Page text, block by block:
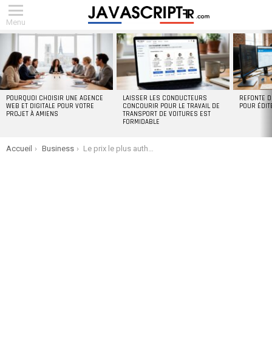
Menu
POURQUOI CHOISIR UNE AGENCE
WEB ET DIGITALE POUR VOTRE
PROJET À AMIENS
LAISSER LES CONDUCTEURS
CONCOURIR POUR LE TRAVAIL DE
TRANSPORT DE VOITURES EST
FORMIDABLE
REFONTE
POUR
You are here:
Accueil Business Le prix le plus authentique de Zilliqa Prédiction 2023